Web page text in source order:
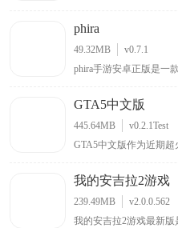
佩恩、宇智波斑「秽土
色拥有独特的技能组合
移与特殊技实现高自由
战、忍界大战、无尽试
phira
49.32MB
v0.7.1
phira手游安卓正版是一
自制音乐谱，包括网上
肉果冻、我要当太空人
都可以在这里找到，可
乐。
GTA5中文版
445.64MB
v0.2.1Test
GTA5中文版作为近期
操作，能在手机上尽享
一同加入，感受GTA5最
我的安吉拉2游戏
239.49MB
v2.0.0.562
我的安吉拉2游戏最新版